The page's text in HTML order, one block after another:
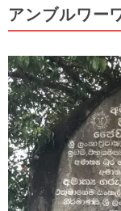
アンブルワー